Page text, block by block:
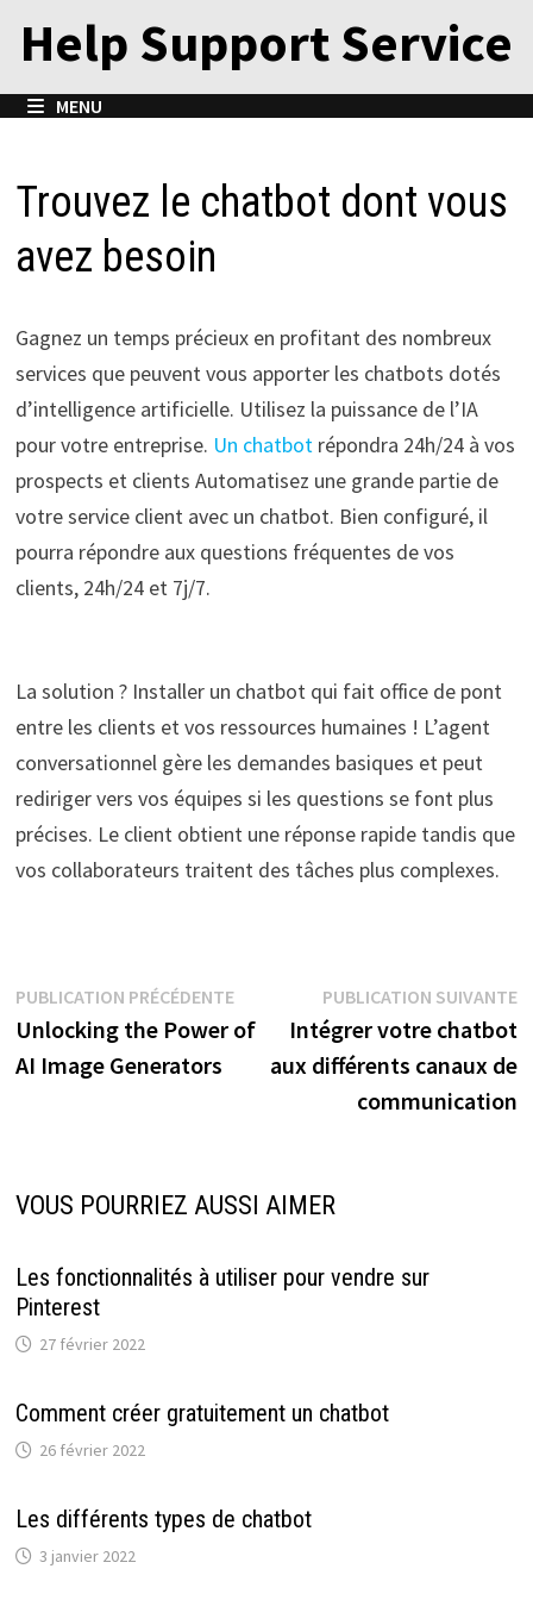
Help Support Service
MENU
Trouvez le chatbot dont vous
avez besoin
Gagnez un temps précieux en profitant des nombreux
services que peuvent vous apporter les chatbots dotés
d’intelligence artificielle. Utilisez la puissance de l’IA
pour votre entreprise. Un chatbot répondra 24h/24 à vos
prospects et clients Automatisez une grande partie de
votre service client avec un chatbot. Bien configuré, il
pourra répondre aux questions fréquentes de vos
clients, 24h/24 et 7j/7.
La solution ? Installer un chatbot qui fait office de pont
entre les clients et vos ressources humaines ! L’agent
conversationnel gère les demandes basiques et peut
rediriger vers vos équipes si les questions se font plus
précises. Le client obtient une réponse rapide tandis que
vos collaborateurs traitent des tâches plus complexes.
Navigation
de
l’article
PUBLICATION PRÉCÉDENTEPublication
précédente :
Unlocking the Power of
AI Image Generators
PUBLICATION SUIVANTE
Intégrer votre chatbot
aux différents canaux de
communication
VOUS POURRIEZ AUSSI AIMER
Les fonctionnalités à utiliser pour vendre sur
Pinterest
27 février 2022
Comment créer gratuitement un chatbot
26 février 2022
Les différents types de chatbot
3 janvier 2022